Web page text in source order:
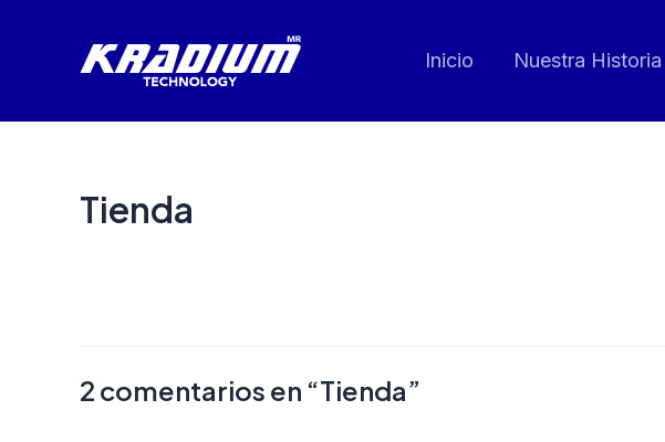
Inicio Nuestra Historia
Tienda
2 comentarios en “Tienda”